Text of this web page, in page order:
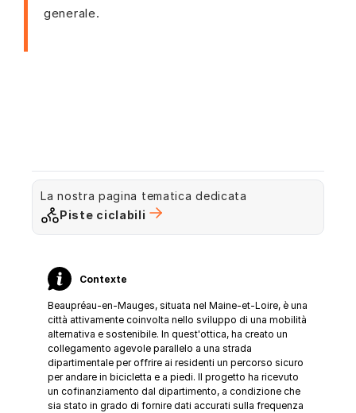
generale.
La nostra pagina tematica dedicata
Piste ciclabili
Contexte
Beaupréau-en-Mauges, situata nel Maine-et-Loire, è una
città attivamente coinvolta nello sviluppo di una mobilità
alternativa e sostenibile. In quest'ottica, ha creato un
collegamento agevole parallelo a una strada
dipartimentale per offrire ai residenti un percorso sicuro
per andare in bicicletta e a piedi. Il progetto ha ricevuto
un cofinanziamento dal dipartimento, a condizione che
sia stato in grado di fornire dati accurati sulla frequenza